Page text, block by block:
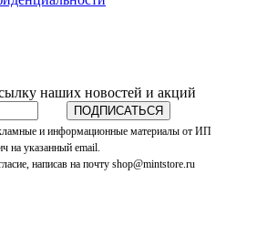
наших новостей и акций
ПОДПИСАТЬСЯ
и информационные материалы от ИП
на указанный email.
написав на почту shop@mintstore.ru